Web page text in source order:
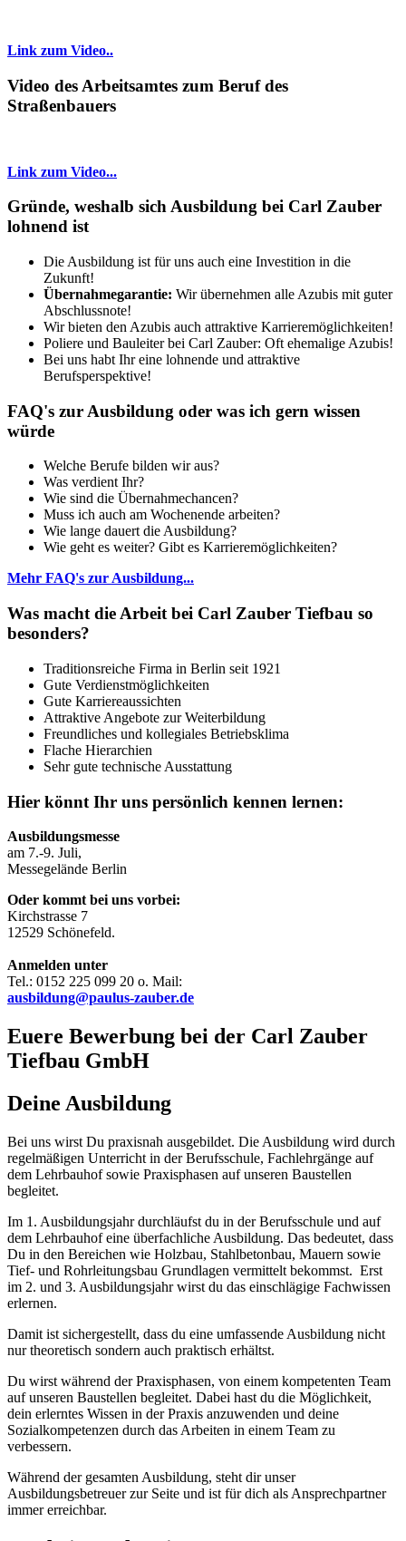
Link zum Video..
Video des Arbeitsamtes zum Beruf des
Straßenbauers
Link zum Video...
Gründe, weshalb sich Ausbildung bei Carl Zauber
lohnend ist
Die Ausbildung ist für uns auch eine Investition in die
Zukunft!
Übernahmegarantie: Wir übernehmen alle Azubis mit guter
Abschlussnote!
Wir bieten den Azubis auch attraktive Karrieremöglichkeiten!
Poliere und Bauleiter bei Carl Zauber: Oft ehemalige Azubis!
Bei uns habt Ihr eine lohnende und attraktive
Berufsperspektive!
FAQ's zur Ausbildung oder was ich gern wissen
würde
Welche Berufe bilden wir aus?
Was verdient Ihr?
Wie sind die Übernahmechancen?
Muss ich auch am Wochenende arbeiten?
Wie lange dauert die Ausbildung?
Wie geht es weiter? Gibt es Karrieremöglichkeiten?
Mehr FAQ's zur Ausbildung...
Was macht die Arbeit bei Carl Zauber Tiefbau so
besonders?
Traditionsreiche Firma in Berlin seit 1921
Gute Verdienstmöglichkeiten
Gute Karriereaussichten
Attraktive Angebote zur Weiterbildung
Freundliches und kollegiales Betriebsklima
Flache Hierarchien
Sehr gute technische Ausstattung
Hier könnt Ihr uns persönlich kennen lernen:
Ausbildungsmesse
am 7.-9. Juli,
Messegelände Berlin
Oder kommt bei uns vorbei:
Kirchstrasse 7
12529 Schönefeld.
Anmelden unter
Tel.: 0152 225 099 20 o. Mail:
ausbildung@paulus-zauber.de
Euere Bewerbung bei der Carl Zauber
Tiefbau GmbH
Deine Ausbildung
Bei uns wirst Du praxisnah ausgebildet. Die Ausbildung wird durch
regelmäßigen Unterricht in der Berufsschule, Fachlehrgänge auf
dem Lehrbauhof sowie Praxisphasen auf unseren Baustellen
begleitet.
Im 1. Ausbildungsjahr durchläufst du in der Berufsschule und auf
dem Lehrbauhof eine überfachliche Ausbildung. Das bedeutet, dass
Du in den Bereichen wie Holzbau, Stahlbetonbau, Mauern sowie
Tief- und Rohrleitungsbau Grundlagen vermittelt bekommst. Erst
im 2. und 3. Ausbildungsjahr wirst du das einschlägige Fachwissen
erlernen.
Damit ist sichergestellt, dass du eine umfassende Ausbildung nicht
nur theoretisch sondern auch praktisch erhältst.
Du wirst während der Praxisphasen, von einem kompetenten Team
auf unseren Baustellen begleitet. Dabei hast du die Möglichkeit,
dein erlerntes Wissen in der Praxis anzuwenden und deine
Sozialkompetenzen durch das Arbeiten in einem Team zu
verbessern.
Während der gesamten Ausbildung, steht dir unser
Ausbildungsbetreuer zur Seite und ist für dich als Ansprechpartner
immer erreichbar.